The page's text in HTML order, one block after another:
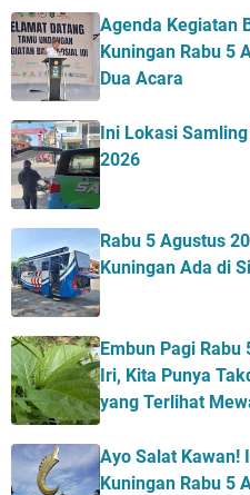
Agenda Kegiatan
Kuningan Rabu 5
Dua Acara
Ini Lokasi
2026
Rabu 5 Agustus
Kuningan Ada di
Embun Pagi
Iri, Kita Punya
yang Terlihat
Ayo Salat Kawan!
Kuningan Rabu 5